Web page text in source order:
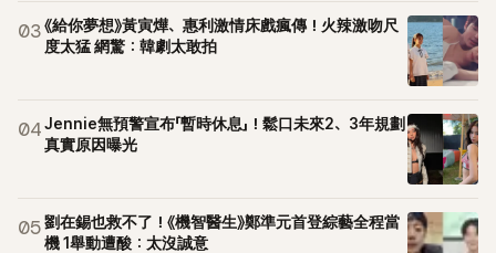
03《給你夢想》黃寅燁、惠利激情床戲瘋傳！火辣激吻尺
度太猛 網驚：韓劇太敢拍
04Jennie無預警宣布「暫時休息」！鬆口未來2、3年規劃
真實原因曝光
05劉在錫也救不了！《機智醫生》鄭準元首登綜藝全程當
機 1舉動遭酸：太沒誠意